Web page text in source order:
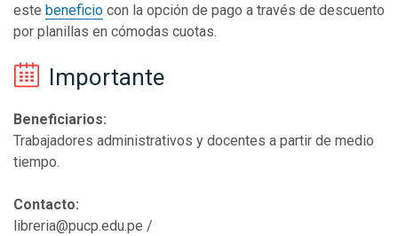
este beneficio con la opción de pago a través de descuento
por planillas en cómodas cuotas.
Importante
Beneficiarios:
Trabajadores administrativos y docentes a partir de medio
tiempo.
Contacto:
libreria@pucp.edu.pe /